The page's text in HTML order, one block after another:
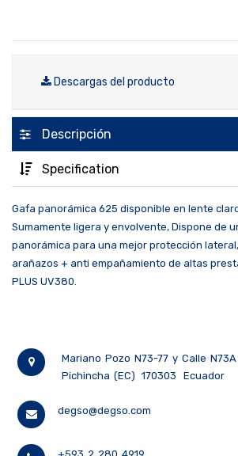
Descargas del producto
Descripción
Specification
Gafa panorámica 625 disponible en lente
Sumamente ligera y envolvente, Dispone de
panorámica para una mejor protección
arañazos + anti empañamiento de altas
PLUS UV380.
Mariano Pozo N73-77 y Calle N73A
Pichincha (EC)
170303 Ecuador
degso@degso.com